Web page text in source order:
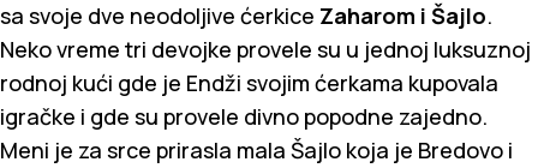
sa svoje dve neodoljive ćerkice Zaharom i Šajlo.
Neko vreme tri devojke provele su u jednoj luksuznoj
rodnoj kući gde je Endži svojim ćerkama kupovala
igračke i gde su provele divno popodne zajedno.
Meni je za srce prirasla mala Šajlo koja je Bredovo i